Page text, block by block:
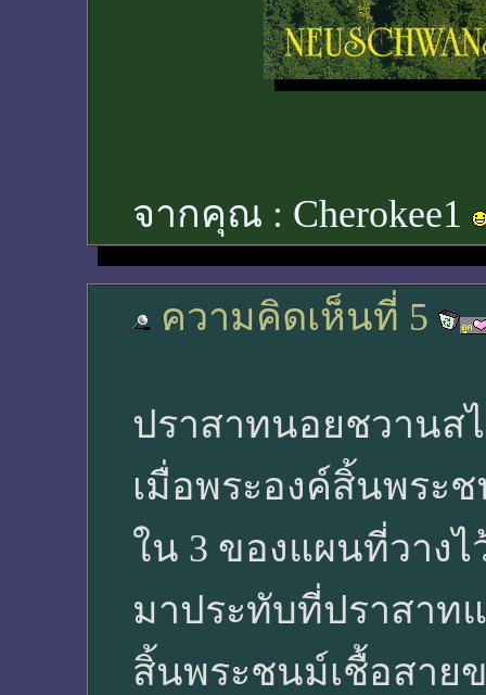
จากคุณ : Cherokee1
ความคิดเห็นที่ 5
ปราสาทนอยชวานส
เมื่อพระองค์สิ้นพระ
ใน 3 ของแผนที่วางไ
มาประทับที่ปราสาท
สิ้นพระชนม์เชื้อสาย